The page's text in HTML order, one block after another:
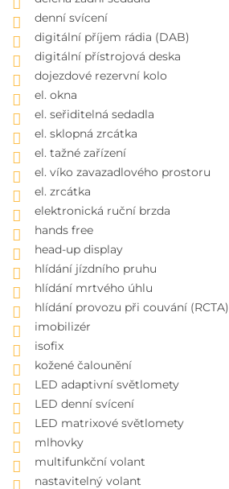
denní svícení
digitální příjem rádia (DAB)
digitální přístrojová deska
dojezdové rezervní kolo
el. okna
el. seřiditelná sedadla
el. sklopná zrcátka
el. tažné zařízení
el. víko zavazadlového prostoru
el. zrcátka
elektronická ruční brzda
hands free
head-up display
hlídání jízdního pruhu
hlídání mrtvého úhlu
hlídání provozu při couvání (RCTA)
imobilizér
isofix
kožené čalounění
LED adaptivní světlomety
LED denní svícení
LED matrixové světlomety
mlhovky
multifunkční volant
nastavitelný volant